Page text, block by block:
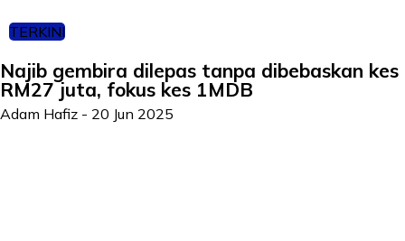
TERKINI
Najib gembira dilepas tanpa dibebaskan kes
RM27 juta, fokus kes 1MDB
Adam Hafiz - 20 Jun 2025